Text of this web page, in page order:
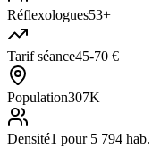
Réflexologues53+
Tarif séance45-70 €
Population307K
Densité1 pour 5 794 hab.